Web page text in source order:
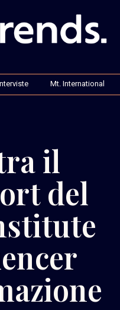
Mt. International
il
del